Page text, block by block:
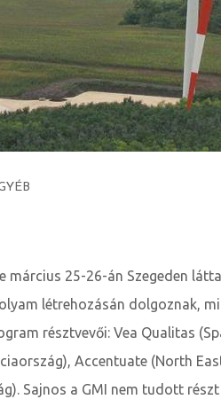
március 25-26-án Szegeden
létrehozásán dolgoznak,
résztvevői: Vea Qualitas
Accentuate (North
Sajnos a GMI nem tudott